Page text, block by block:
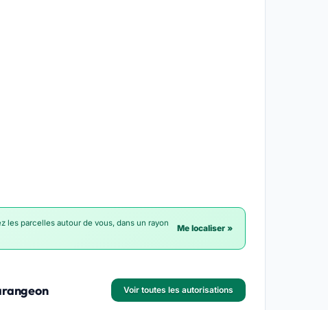
les parcelles autour de vous, dans un rayon
Me localiser »
Voir toutes les autorisations